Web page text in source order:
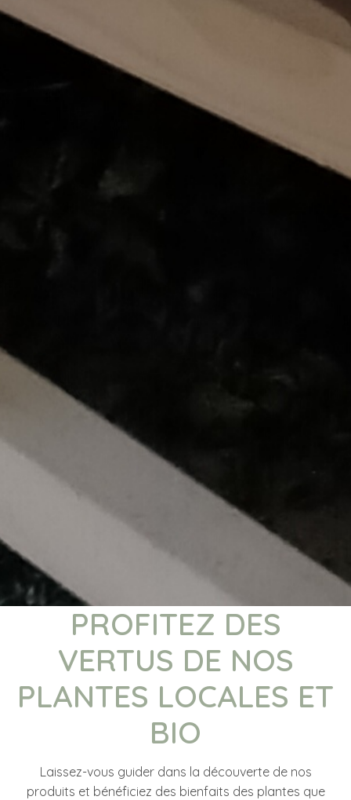
PROFITEZ DES
VERTUS DE NOS
PLANTES LOCALES ET
BIO
Laissez-vous guider dans la découverte de nos
produits et bénéficiez des bienfaits des plantes que